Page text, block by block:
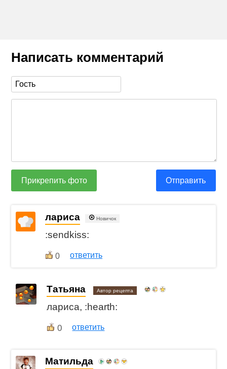
Написать комментарий
Прикрепить фото Отправить
лариса Новичок
:sendkiss:
0 ответить
Татьяна Автор рецепта
лариса, :hearth:
0 ответить
Матильда